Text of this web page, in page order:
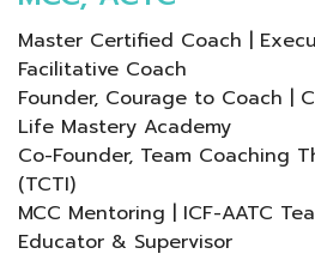
Master Certified Coach |
Facilitative Coach
Founder, Courage to Coach |
Life Mastery Academy
Co-Founder, Team Coaching
(TCTI)
MCC Mentoring | ICF-AATC
Educator & Supervisor